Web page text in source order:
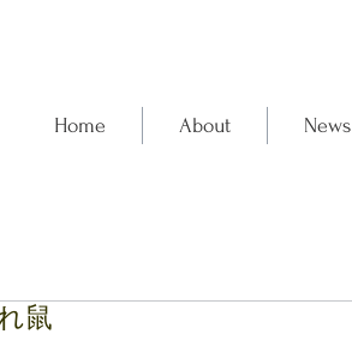
Home About News
鼠